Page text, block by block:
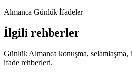
Almanca Günlük İfadeler
İlgili rehberler
Günlük Almanca konuşma, selamlaşma,
ifade rehberleri.